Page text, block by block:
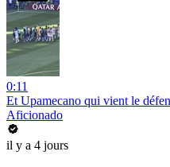
0:11
Et Upamecano qui vient le
Aficionado
il y a 4 jours